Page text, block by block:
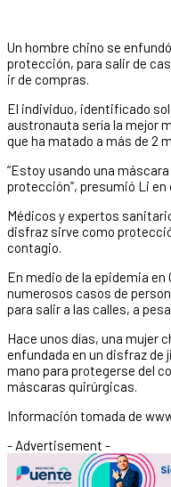
Un hombre chino se
protección, para salir de
ir de compras.
El individuo, identificado
austronauta sería la mejor
que ha matado a más de 2
“Estoy usando una
protección”, presumió Li en
Médicos y expertos
disfraz sirve como
contagio.
En medio de la epidemia
numerosos casos de
para salir a las calles, a
Hace unos días, una mujer
enfundada en un disfraz de
mano para protegerse del
máscaras quirúrgicas.
Información tomada de
- Advertisement -